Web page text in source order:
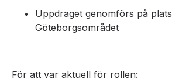
Uppdraget genomförs på
Göteborgsområdet
För att var aktuell för rollen: